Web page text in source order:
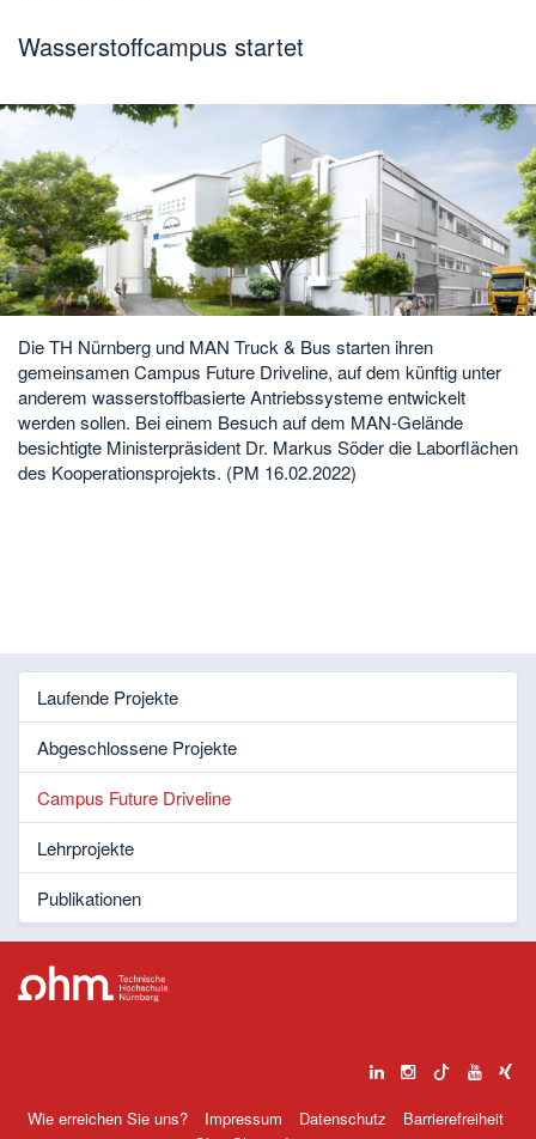
Wasserstoffcampus startet
Die TH Nürnberg und MAN Truck & Bus starten ihren
gemeinsamen Campus Future Driveline, auf dem künftig unter
anderem wasserstoffbasierte Antriebssysteme entwickelt
werden sollen. Bei einem Besuch auf dem MAN-Gelände
besichtigte Ministerpräsident Dr. Markus Söder die Laborflächen
des Kooperationsprojekts. (PM 16.02.2022)
Laufende Projekte
Abgeschlossene Projekte
Campus Future Driveline
Lehrprojekte
Publikationen
Wie erreichen Sie uns? Impressum Datenschutz
Barrierefreiheit